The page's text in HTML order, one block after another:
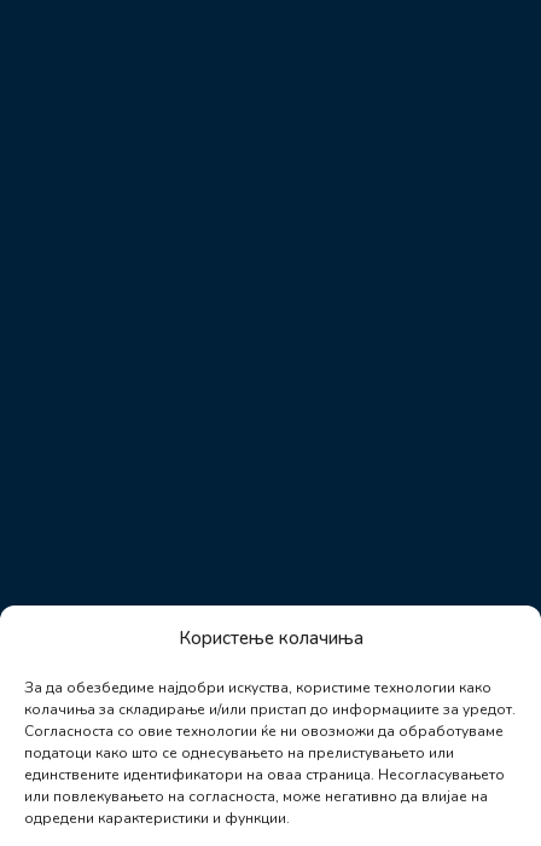
Користење колачиња
За да обезбедиме најдобри искуства, користиме технологии како
колачиња за складирање и/или пристап до информациите за уредот.
Согласноста со овие технологии ќе ни овозможи да обработуваме
податоци како што се однесувањето на прелистувањето или
единствените идентификатори на оваа страница. Несогласувањето
или повлекувањето на согласноста, може негативно да влијае на
одредени карактеристики и функции.